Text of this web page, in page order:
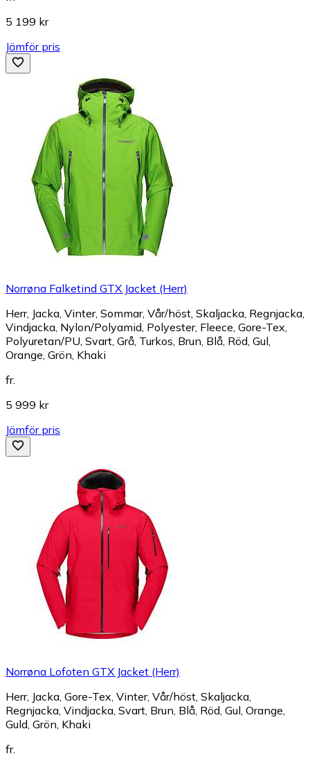
5 199 kr
Jämför pris
Norrøna Falketind GTX Jacket (Herr)
Herr, Jacka, Vinter, Sommar, Vår/höst, Skaljacka, Regnjacka,
Vindjacka, Nylon/Polyamid, Polyester, Fleece, Gore-Tex,
Polyuretan/PU, Svart, Grå, Turkos, Brun, Blå, Röd, Gul,
Orange, Grön, Khaki
fr.
5 999 kr
Jämför pris
Norrøna Lofoten GTX Jacket (Herr)
Herr, Jacka, Gore-Tex, Vinter, Vår/höst, Skaljacka,
Regnjacka, Vindjacka, Svart, Brun, Blå, Röd, Gul, Orange,
Guld, Grön, Khaki
fr.